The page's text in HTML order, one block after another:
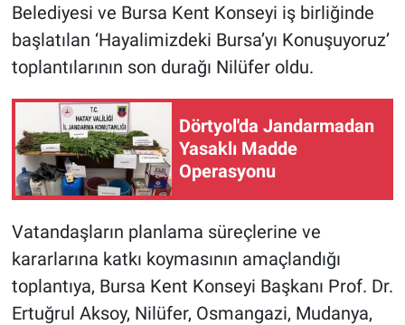
Belediyesi ve Bursa Kent Konseyi iş birliğinde
başlatılan ‘Hayalimizdeki Bursa’yı Konuşuyoruz’
toplantılarının son durağı Nilüfer oldu.
Dörtyol'da Jandarmadan
Yasaklı Madde
Operasyonu
Vatandaşların planlama süreçlerine ve
kararlarına katkı koymasının amaçlandığı
toplantıya, Bursa Kent Konseyi Başkanı Prof. Dr.
Ertuğrul Aksoy, Nilüfer, Osmangazi, Mudanya,